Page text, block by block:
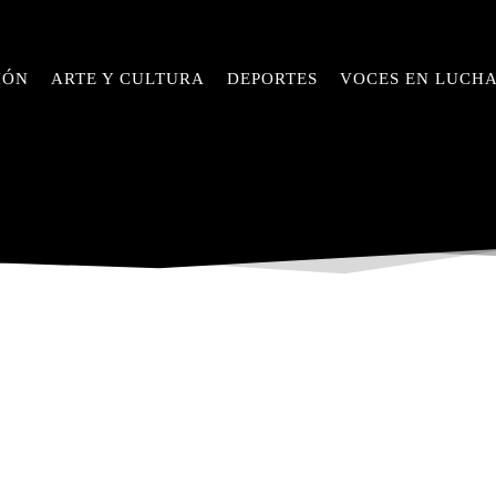
ARTE Y CULTURA DEPORTES VOCES EN